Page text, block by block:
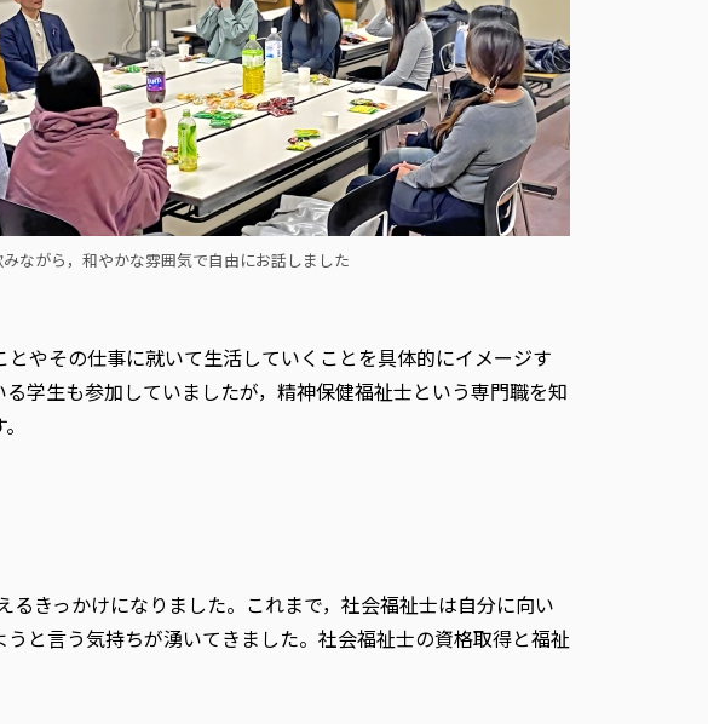
ながら，和やかな雰囲気で自由にお話しました
やその仕事に就いて生活していくことを具体的にイメージす
学生も参加していましたが，精神保健福祉士という専門職を知
きっかけになりました。これまで，社会福祉士は自分に向い
と言う気持ちが湧いてきました。社会福祉士の資格取得と福祉